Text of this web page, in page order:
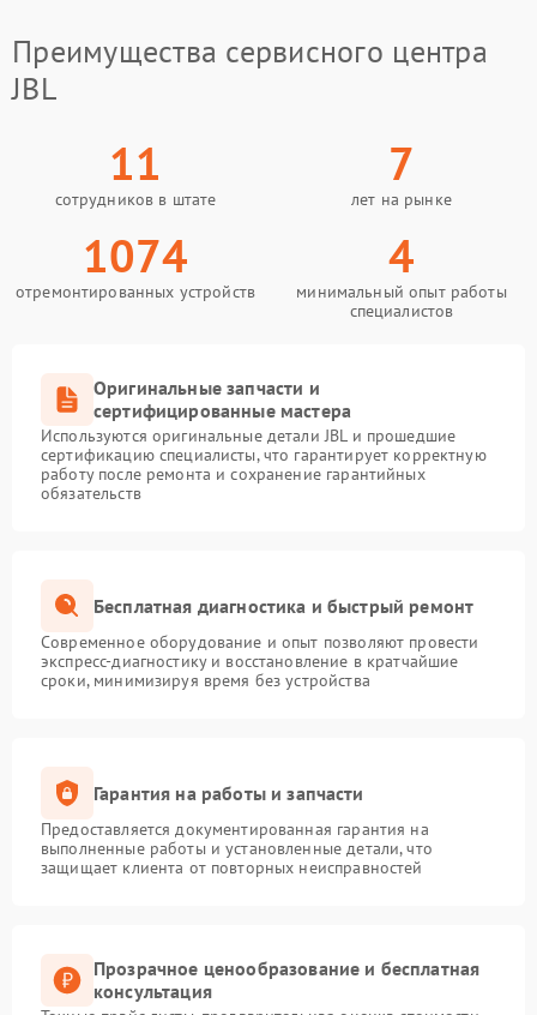
Преимущества сервисного центра
JBL
11
сотрудников в штате
7
лет на рынке
1074
отремонтированных устройств
4
минимальный опыт работы
специалистов
Оригинальные запчасти и
сертифицированные мастера
Используются оригинальные детали JBL и прошедшие
сертификацию специалисты, что гарантирует корректную
работу после ремонта и сохранение гарантийных
обязательств
Бесплатная диагностика и быстрый ремонт
Современное оборудование и опыт позволяют провести
экспресс-диагностику и восстановление в кратчайшие
сроки, минимизируя время без устройства
Гарантия на работы и запчасти
Предоставляется документированная гарантия на
выполненные работы и установленные детали, что
защищает клиента от повторных неисправностей
Прозрачное ценообразование и бесплатная
консультация